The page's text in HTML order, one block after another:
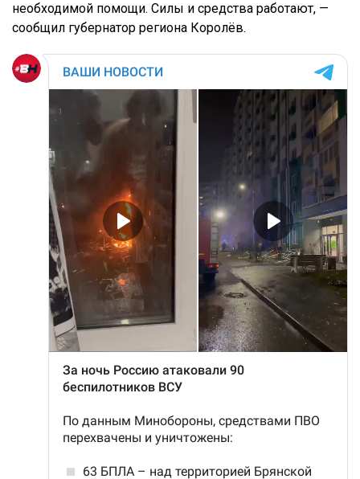
необходимой помощи. Силы и средства работают, —
сообщил губернатор региона Королёв.